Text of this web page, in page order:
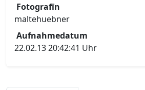
Fotografïn
maltehuebner
Aufnahmedatum
22.02.13 20:42:41 Uhr